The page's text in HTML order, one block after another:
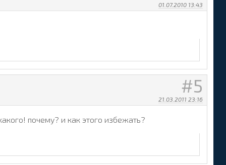
01.07.2010 13:43
5
21.03.2011 23:16
почему? и как этого избежать?